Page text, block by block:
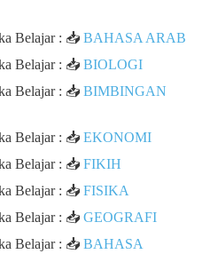
Belajar : 📥 BAHASA ARAB
Belajar : 📥 BIOLOGI
Belajar : 📥 BIMBINGAN
Belajar : 📥 EKONOMI
Belajar : 📥 FIKIH
Belajar : 📥 FISIKA
Belajar : 📥 GEOGRAFI
Belajar : 📥 BAHASA